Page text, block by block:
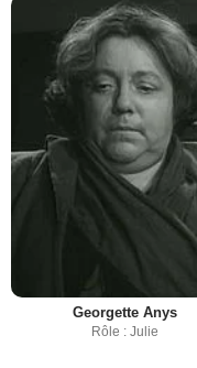
Georgette Anys
Rôle : Julie